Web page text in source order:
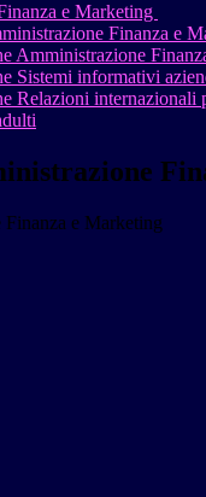
e Marketing
Finanza e
Amministrazione
Sistemi informativi
Relazioni internazionali
e Marketing